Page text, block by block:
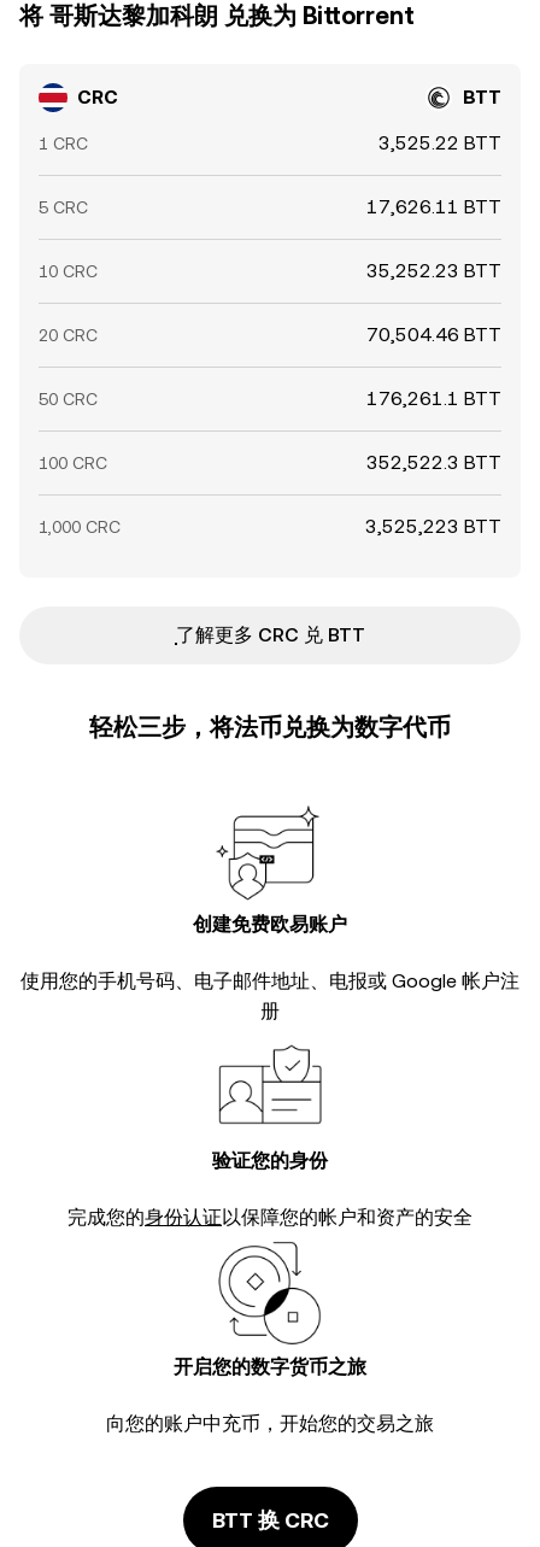
将 哥斯达黎加科朗 兑换为 Bittorrent
CRC BTT
1 CRC 3,525.22 BTT
5 CRC 17,626.11 BTT
10 CRC 35,252.23 BTT
20 CRC 70,504.46 BTT
50 CRC 176,261.1 BTT
100 CRC 352,522.3 BTT
1,000 CRC 3,525,223 BTT
ִִִִִִִִִִִִִִִִִִִִִִִִִִִִִִִִִִִִִִִִִִִִִִִ了解更多 CRC 兑 BTT
轻松三步，将法币兑换为数字代币
创建免费欧易账户
使用您的手机号码、电子邮件地址、电报或 Google 帐户注
册
验证您的身份
完成您的身份认证以保障您的帐户和资产的安全
开启您的数字货币之旅
向您的账户中充币，开始您的交易之旅
BTT 换 CRC